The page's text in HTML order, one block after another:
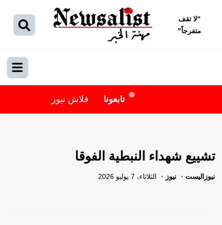
"لا تقف
متفرجاً"
تابعونا فلاش نيوز
تشييع شهداء النبطية الفوقا
نيوزاليست نيوز الثلاثاء، 7 يوليو 2026